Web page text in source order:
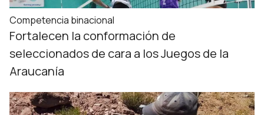
Competencia binacional
Fortalecen la conformación de
seleccionados de cara a los Juegos de la
Araucanía